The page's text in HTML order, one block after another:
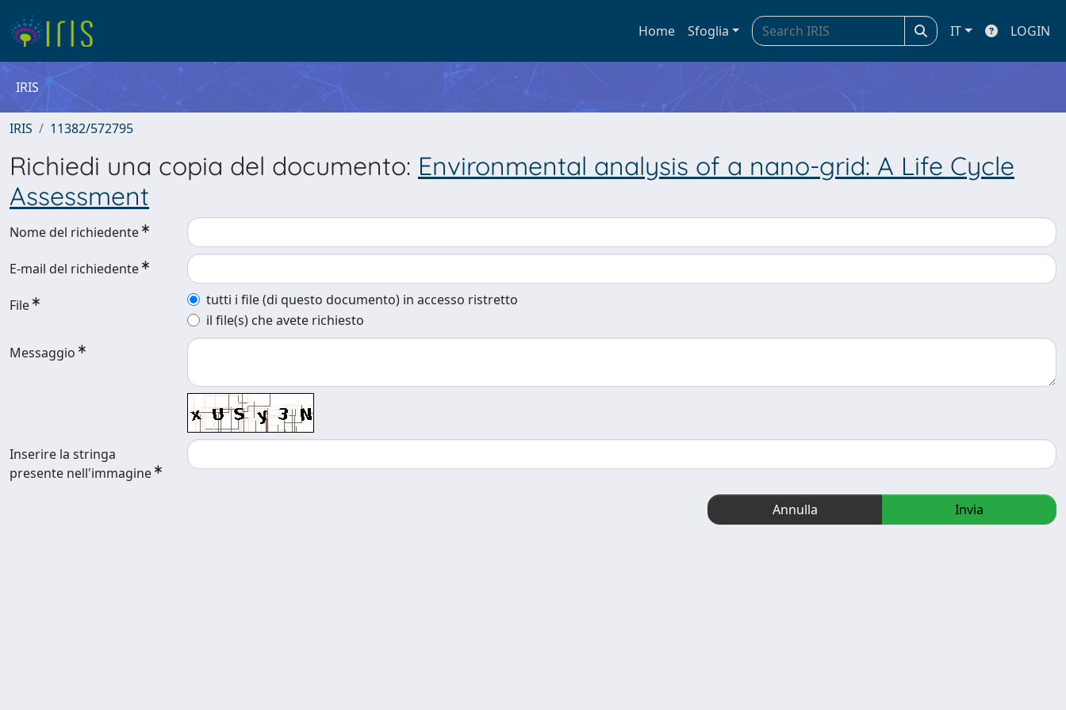
Home Sfoglia IT LOGIN
IRIS
IRIS 11382/572795
Richiedi una copia del documento: Environmental analysis of a nano-grid: A Life Cycle
Assessment
Nome del richiedente
E-mail del richiedente
File
tutti i file (di questo documento) in accesso ristretto
il file(s) che avete richiesto
Messaggio
Inserire la stringa
presente nell'immagine
Annulla Invia